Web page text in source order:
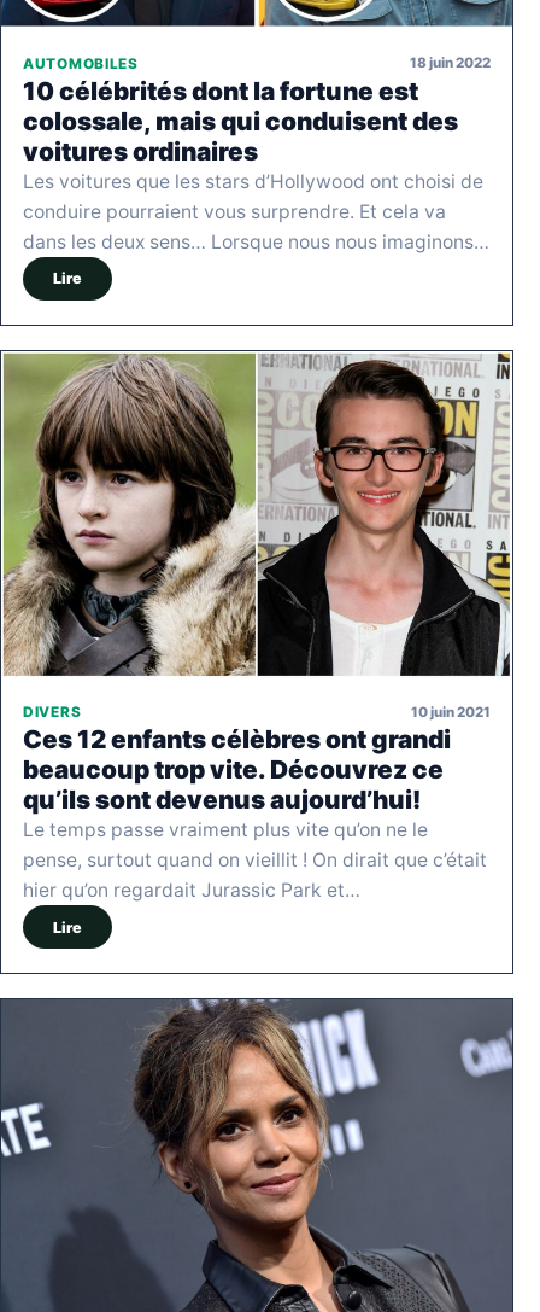
AUTOMOBILES 18 juin 2022
10 célébrités dont la fortune est
colossale, mais qui conduisent des
voitures ordinaires
Les voitures que les stars d’Hollywood ont choisi de
conduire pourraient vous surprendre. Et cela va
dans les deux sens… Lorsque nous nous imaginons…
Lire
DIVERS 10 juin 2021
Ces 12 enfants célèbres ont grandi
beaucoup trop vite. Découvrez ce
qu’ils sont devenus aujourd’hui!
Le temps passe vraiment plus vite qu’on ne le
pense, surtout quand on vieillit ! On dirait que c’était
hier qu’on regardait Jurassic Park et…
Lire